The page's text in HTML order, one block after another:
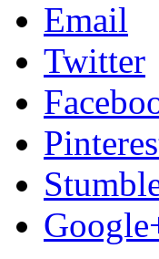
Email
Twitter